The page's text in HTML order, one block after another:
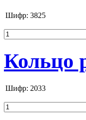
Шифр: 3825
Кольцо
Шифр: 2033